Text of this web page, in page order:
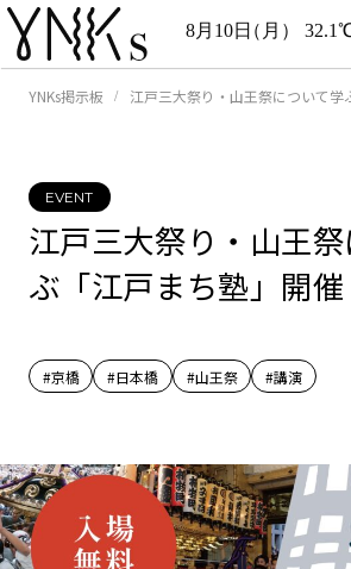
8月10日（月）
YNKs掲示板 江戸三大祭り・山王祭について学
EVENT
江戸三大祭り・山王
ぶ「江戸まち塾」開催
#京橋
#日本橋 #山王祭 #講演